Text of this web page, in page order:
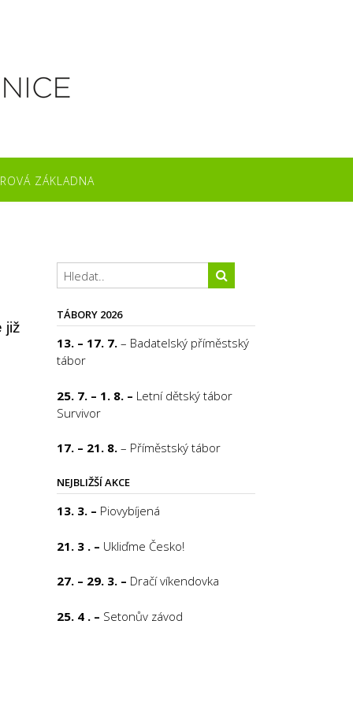
ZÁKLADNA
již
TÁBORY 2026
13. – 17. 7. – Badatelský příměstský
tábor
25. 7. – 1. 8. – Letní dětský tábor
Survivor
17. – 21. 8. – Příměstský tábor
NEJBLIŽŠÍ AKCE
13. 3. – Piovybíjená
21. 3 . – Ukliďme Česko!
27. – 29. 3. – Dračí víkendovka
25. 4 . – Setonův závod